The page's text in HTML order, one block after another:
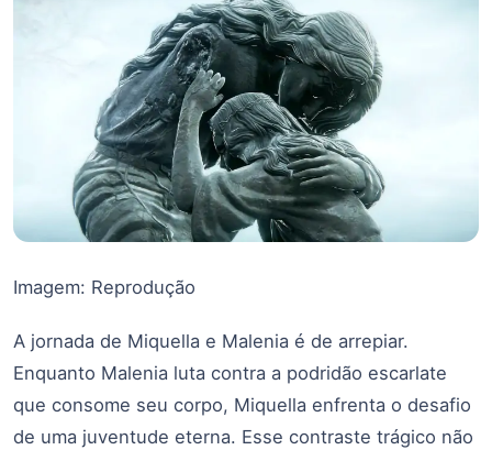
Imagem: Reprodução
A jornada de Miquella e Malenia é de arrepiar.
Enquanto Malenia luta contra a podridão escarlate
que consome seu corpo, Miquella enfrenta o desafio
de uma juventude eterna. Esse contraste trágico não